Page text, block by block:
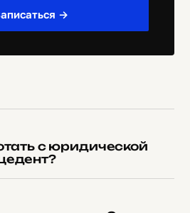
→
с юридической